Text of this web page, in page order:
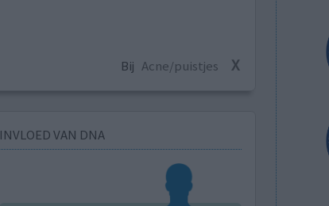
Bij Acne/puistjes X
INVLOED VAN DNA